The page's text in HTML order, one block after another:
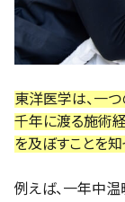
東洋医学は、一
千年に渡る施術
を及ぼすことを知
例えば、一年中